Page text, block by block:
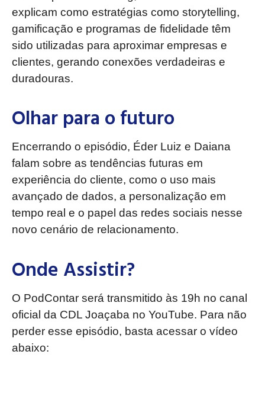
explicam como estratégias como storytelling,
gamificação e programas de fidelidade têm
sido utilizadas para aproximar empresas e
clientes, gerando conexões verdadeiras e
duradouras.
Olhar para o futuro
Encerrando o episódio, Éder Luiz e Daiana
falam sobre as tendências futuras em
experiência do cliente, como o uso mais
avançado de dados, a personalização em
tempo real e o papel das redes sociais nesse
novo cenário de relacionamento.
Onde Assistir?
O PodContar será transmitido às 19h no canal
oficial da CDL Joaçaba no YouTube. Para não
perder esse episódio, basta acessar o vídeo
abaixo: